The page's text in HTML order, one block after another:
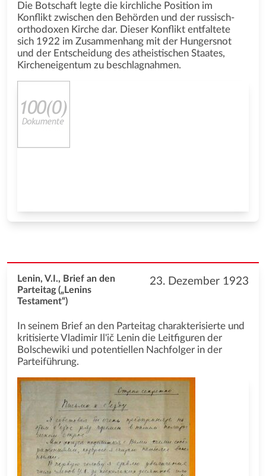
Die Botschaft legte die kirchliche Position im
Konflikt zwischen den Behörden und der russisch-
orthodoxen Kirche dar. Dieser Konflikt entfaltete
sich 1922 im Zusammenhang mit der Hungersnot
und der Entscheidung des atheistischen Staates,
Kircheneigentum zu beschlagnahmen.
23. Dezember 1923
Lenin, V.I., Brief an den
Parteitag („Lenins
Testament“)
In seinem Brief an den Parteitag charakterisierte und
kritisierte Vladimir Il'ič Lenin die Leitfiguren der
Bolschewiki und potentiellen Nachfolger in der
Parteiführung.